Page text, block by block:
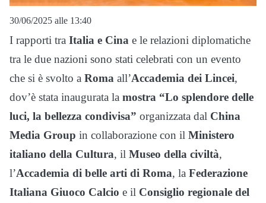
30/06/2025 alle 13:40
I rapporti tra Italia e Cina e le relazioni diplomatiche
tra le due nazioni sono stati celebrati con un evento
che si è svolto a Roma all’Accademia dei Lincei,
dov’è stata inaugurata la mostra “Lo splendore delle
luci, la bellezza condivisa” organizzata dal China
Media Group in collaborazione con il Ministero
italiano della Cultura, il Museo della civiltà,
l’Accademia di belle arti di Roma, la Federazione
Italiana Giuoco Calcio e il Consiglio regionale del